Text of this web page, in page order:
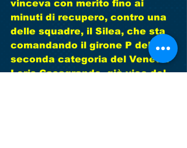
vinceva con merito fino ai
minuti di recupero, contro una
delle squadre, il Silea, che sta
comandando il girone P della
seconda categoria del Veneto.
Loris Casagrande, già vice del